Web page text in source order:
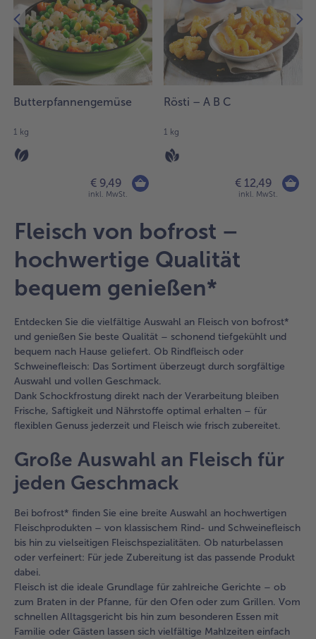
Artikel
in
der
Liste.
Butterpfannengemüse
1 kg
€ 9,49
inkl. MwSt.
Rösti – A B C
1 kg
€ 12,49
inkl. MwSt.
Fleisch von bofrost –
hochwertige Qualität
bequem genießen*
Entdecken Sie die vielfältige Auswahl an Fleisch von bofrost*
und genießen Sie beste Qualität – schonend tiefgekühlt und
bequem nach Hause geliefert. Ob Rindfleisch oder
Schweinefleisch: Das Sortiment überzeugt durch sorgfältige
Auswahl und vollen Geschmack.
Dank Schockfrostung direkt nach der Verarbeitung bleiben
Frische, Saftigkeit und Nährstoffe optimal erhalten – für
flexiblen Genuss jederzeit und Fleisch wie frisch zubereitet.
Große Auswahl an Fleisch für
jeden Geschmack
Bei bofrost* finden Sie eine breite Auswahl an hochwertigen
Fleischprodukten – von klassischem Rind- und Schweinefleisch
bis hin zu vielseitigen Fleischspezialitäten. Ob naturbelassen
oder verfeinert: Für jede Zubereitung ist das passende Produkt
dabei.
Fleisch ist die ideale Grundlage für zahlreiche Gerichte – ob
zum Braten in der Pfanne, für den Ofen oder zum Grillen. Vom
schnellen Alltagsgericht bis hin zum besonderen Essen mit
Familie oder Gästen lassen sich vielfältige Mahlzeiten einfach